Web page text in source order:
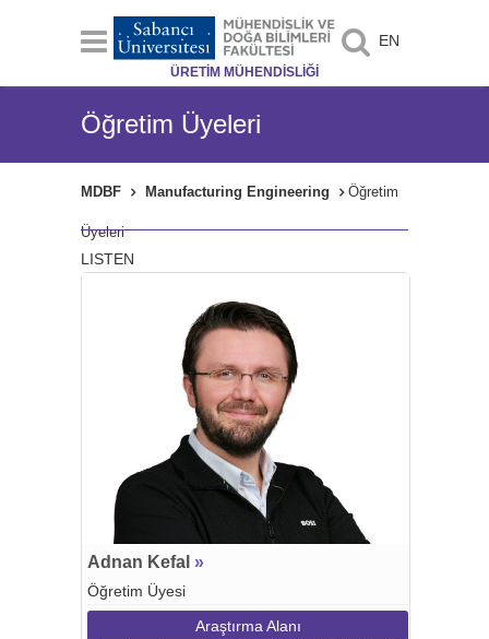
EN
ÜRETİM MÜHENDİSLİĞİ
Öğretim Üyeleri
MDBF Manufacturing Engineering Öğretim
Üyeleri
LISTEN
Adnan Kefal »
Öğretim Üyesi
Araştırma Alanı